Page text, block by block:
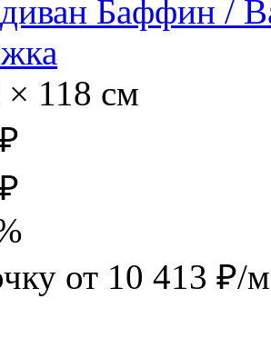
Баффин /
118 см
от 10 413 ₽/